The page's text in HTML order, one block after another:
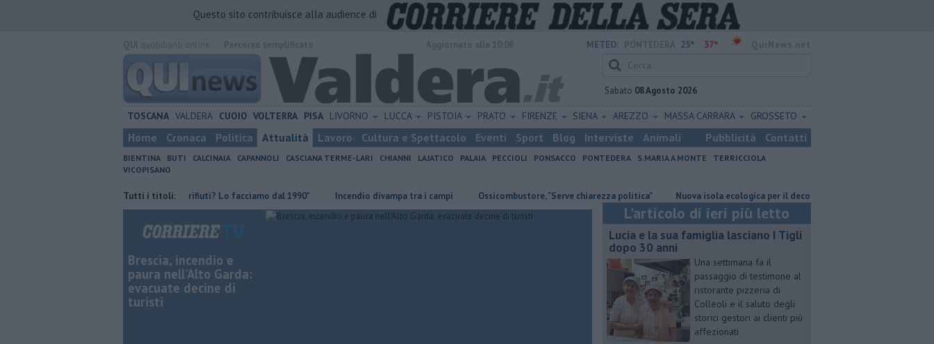
Questo sito contribuisce alla audience di
METEO: 25° 37°
Sabato 08 Agosto 2026
TOSCANA VALDERA CUOIO VOLTERRA PISA LIVORNO LUCCA PISTOIA PRATO FIRENZE SIENA AREZZO MASSA CARRARA GROSSETO
Home Cronaca Politica Attualità Lavoro Cultura e Spettacolo Eventi Sport Blog Interviste Animali Pubblicità Contatti
BIENTINA BUTI CALCINAIA CAPANNOLI CASCIANA TERME-LARI CHIANNI LAJATICO PALAIA PECCIOLI PONSACCO PONTEDERA S.MARIA A MONTE
TERRICCIOLA
VICOPISANO
Tutti i titoli:
"Produrre meno rifiuti? Lo facciamo dal 1990" Incendio divampa tra i campi Ossicombustore, "Serve chiarezza politica" Nuova isola ecologica per il decoro urbano
Brescia, incendio e
paura nell'Alto Garda:
evacuate decine di
turisti
L'articolo di ieri più letto
Lucia e la sua famiglia lasciano I Tigli
dopo 30 anni
Una settimana fa il
passaggio di testimone al
ristorante pizzeria di
Colleoli e il saluto degli
storici gestori ai clienti più
affezionati